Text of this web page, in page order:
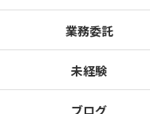
業務委託
未経験
ブログ